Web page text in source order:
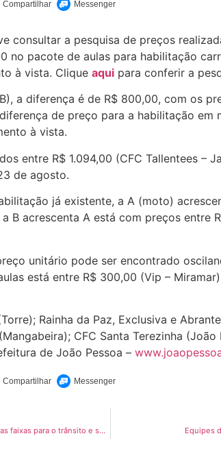
consultar a pesquisa de preços
no pacote de aulas para habilitação
à vista. Clique aqui para conferir a
a diferença é de R$ 800,00, com os
de preço para a habilitação
à vista.
entre R$ 1.094,00 (CFC Tallentees –
de agosto.
já existente, a A (moto)
B acrescenta A está com preços entre
unitário pode ser encontrado
está entre R$ 300,00 (Vip –
Rainha da Paz, Exclusiva e
CFC Santa Terezinha
de João Pessoa –
Cícero Lucena assina ordem de serviço para Avenida Hilton Souto Maior ganhar novas faixas para o trânsito e se tornar um Parque Linear Equipes